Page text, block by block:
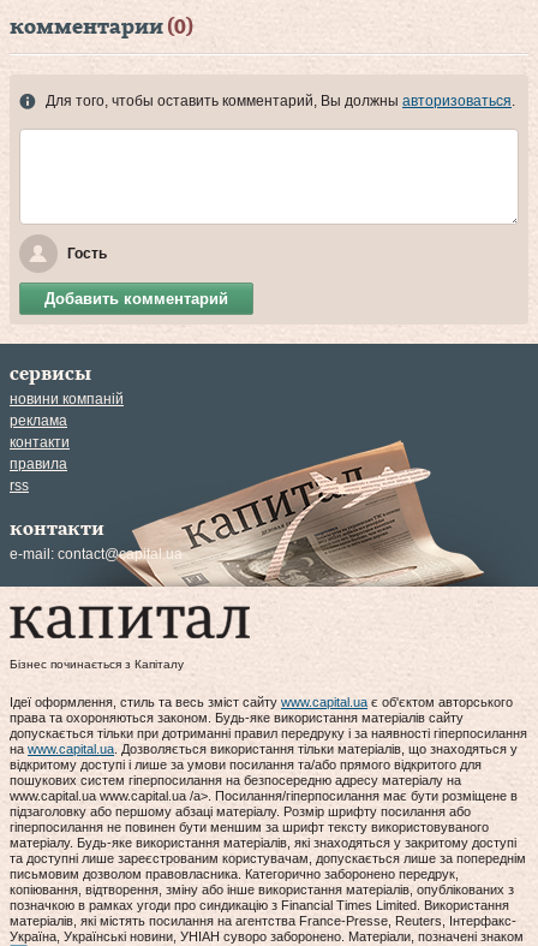
комментарии (0)
Для того, чтобы оставить комментарий, Вы должны авторизоваться.
Гость
Добавить комментарий
сервисы
новини компаній
реклама
контакти
правила
rss
контакти
e-mail: contact@capital.ua
Бізнес починається з Капіталу
Ідеї оформлення, стиль та весь зміст сайту www.capital.uaє об'єктом авторського
права та охороняються законом. Будь-яке використання матеріалів сайту
допускається тільки при дотриманні правил передруку і за наявності гіперпосилання
наwww.capital.ua. Дозволяється використання тільки матеріалів, що знаходяться у
відкритому доступі і лише за умови посилання та/або прямого відкритого для
пошукових систем гіперпосилання на безпосередню адресу матеріалу на
www.capital.ua www.capital.ua /a>. Посилання/гіперпосилання має бути розміщене в
підзаголовку або першому абзаці матеріалу. Розмір шрифту посилання або
гіперпосилання не повинен бути меншим за шрифт тексту використовуваного
матеріалу. Будь-яке використання матеріалів, які знаходяться у закритому доступі
та доступні лише зареєстрованим користувачам, допускається лише за попереднім
письмовим дозволом правовласника. Категорично заборонено передрук,
копіювання, відтворення, зміну або інше використання матеріалів, опублікованих з
позначкою в рамках угоди про синдикацію з Financial Times Limited. Використання
матеріалів, які містять посилання на агентства France-Presse, Reuters, Інтерфакс-
Україна, Українські новини, УНІАН суворо заборонено. Матеріали, позначені знаком